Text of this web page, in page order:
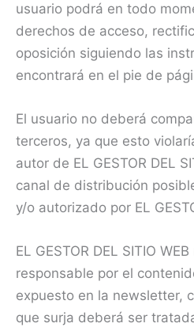
usuario podrá en todo
derechos de acceso,
oposición siguiendo las
encontrará en el pie de
El usuario no deberá
terceros, ya que esto
autor de EL GESTOR DEL
canal de distribución
y/o autorizado por EL
EL GESTOR DEL SITIO
responsable por el
expuesto en la newsletter,
que surja deberá ser